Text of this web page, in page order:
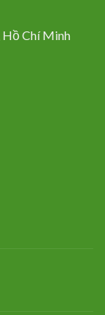
Hồ Chí Minh